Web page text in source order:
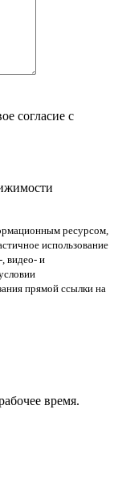
согласие с
ресурсом,
использование
, видео- и
прямой ссылки на
время.